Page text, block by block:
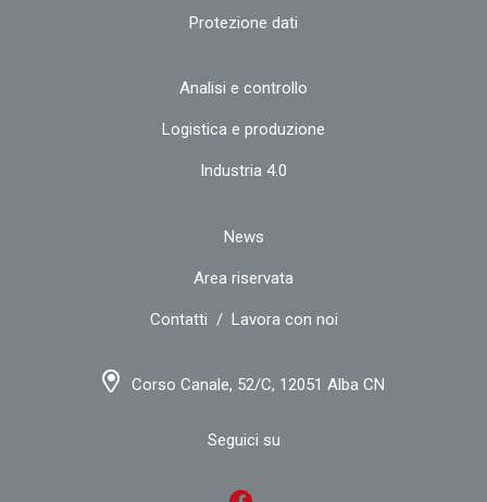
Protezione dati
Analisi e controllo
Logistica e produzione
Industria 4.0
News
Area riservata
Contatti / Lavora con noi
Corso Canale, 52/C, 12051 Alba CN
Seguici su